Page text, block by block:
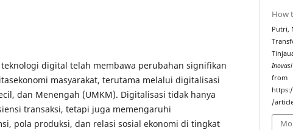
teknologi digital telah membawa perubahan signifikan
masyarakat, terutama melalui digitalisasi
dan Menengah (UMKM). Digitalisasi tidak hanya
transaksi, tetapi juga memengaruhi
pola produksi, dan relasi sosial ekonomi di tingkat
How
Putri,
from
/